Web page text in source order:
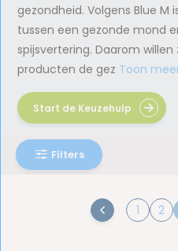
gezondheid. Volgens Blue
tussen een gezonde mond
spijsvertering. Daarom
producten de gez Toon
Filters
Start de Keuzehulp
1 2